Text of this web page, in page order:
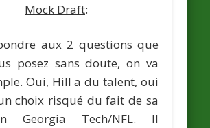
Mock Draft:
aux 2 questions que
posez sans doute, on va
Oui, Hill a du talent, oui
choix risqué du fait de sa
Georgia Tech/NFL. Il